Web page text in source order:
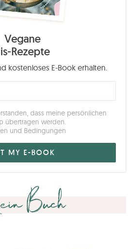
Vegane
Rezepte
kostenloses E-Book erhalten.
dass meine persönlichen
übertragen werden.
und Bedingungen
Buch